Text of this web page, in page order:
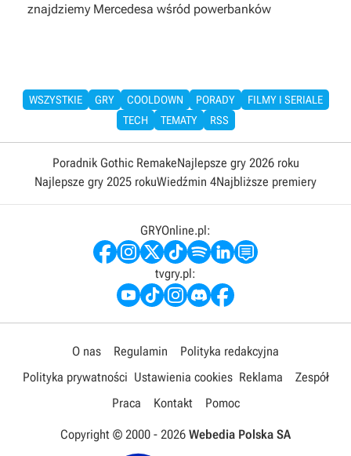
znajdziemy Mercedesa wśród powerbanków
WSZYSTKIE GRY COOLDOWN PORADY
FILMY I SERIALE
TECH
TEMATY RSS
Poradnik Gothic RemakeNajlepsze gry 2026 roku
Najlepsze gry 2025 rokuWiedźmin 4Najbliższe premiery
GRYOnline.pl:
tvgry.pl:
O nas Regulamin
Polityka redakcyjna
Polityka prywatności Ustawienia cookies Reklama
Zespół
Praca
Kontakt Pomoc
Copyright © 2000 - 2026 Webedia Polska SA